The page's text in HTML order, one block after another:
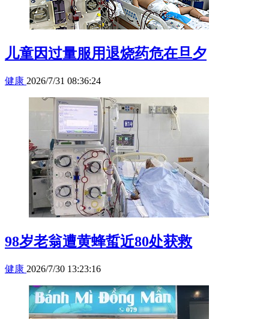
儿童因过量服用退烧药危在旦夕
健康 2026/7/31 08:36:24
98岁老翁遭黄蜂蜇近80处获救
健康 2026/7/30 13:23:16